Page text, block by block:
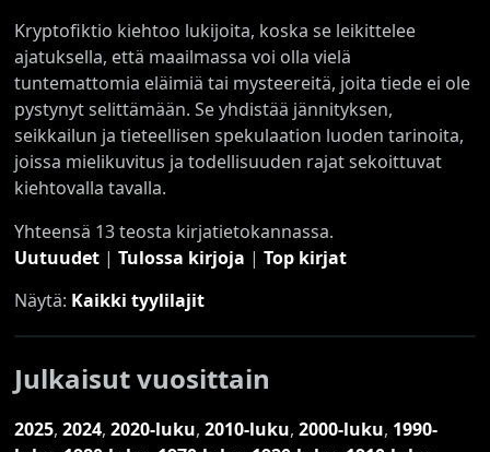
Kryptofiktio kiehtoo lukijoita, koska se leikittelee
ajatuksella, että maailmassa voi olla vielä
tuntemattomia eläimiä tai mysteereitä, joita tiede ei ole
pystynyt selittämään. Se yhdistää jännityksen,
seikkailun ja tieteellisen spekulaation luoden tarinoita,
joissa mielikuvitus ja todellisuuden rajat sekoittuvat
kiehtovalla tavalla.
Yhteensä 13 teosta kirjatietokannassa.
Uutuudet |Tulossa kirjoja |Top kirjat
Näytä: Kaikki tyylilajit
Julkaisut vuosittain
2025,2024,2020-luku,2010-luku,2000-luku, 1990-